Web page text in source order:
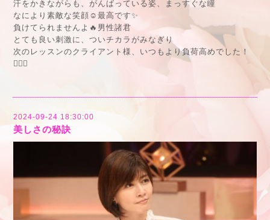
汗をかきながらも、がんばっている姿、まっすぐな瞳
なにより素敵な笑顔☺️最高です✨
負けてられませんよ🔥男性諸君
とても良い刺激に、ついチカラがみなぎり
次のレッスンのクライアント様、いつもより負荷高めでした！
🙇🏻‍♂️
2024-09-24 18:30:00
美しさの秘訣